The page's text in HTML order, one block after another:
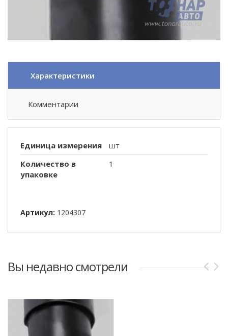
Характеристики
Комментарии
Единица измерения
шт
Количество в
упаковке
1
Артикул: 1204307
Вы недавно смотрели